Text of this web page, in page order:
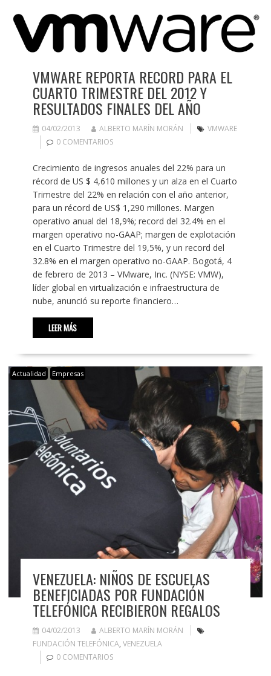
VMWARE REPORTA RECORD PARA EL
CUARTO TRIMESTRE DEL 2012 Y
RESULTADOS FINALES DEL AÑO
04/02/2013 ALBERTO MARÍN MORÁN
VMWARE
0 COMENTARIOS
Crecimiento de ingresos anuales del 22% para un
récord de US $ 4,610 millones y un alza en el Cuarto
Trimestre del 22% en relación con el año anterior,
para un récord de US$ 1,290 millones. Margen
operativo anual del 18,9%; record del 32.4% en el
margen operativo no-GAAP; margen de explotación
en el Cuarto Trimestre del 19,5%, y un record del
32.8% en el margen operativo no-GAAP. Bogotá, 4
de febrero de 2013 – VMware, Inc. (NYSE: VMW),
líder global en virtualización e infraestructura de
nube, anunció su reporte financiero…
LEER MÁS
Actualidad Empresas
VENEZUELA: NIÑOS DE ESCUELAS
BENEFICIADAS POR FUNDACIÓN
TELEFÓNICA RECIBIERON REGALOS
04/02/2013
ALBERTO MARÍN MORÁN
FUNDACIÓN TELEFÓNICA, VENEZUELA
0 COMENTARIOS